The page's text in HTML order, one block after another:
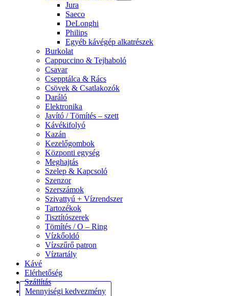
Jura
Saeco
DeLonghi
Philips
Egyéb kávégép alkatrészek
Burkolat
Cappuccino & Tejhaboló
Csavar
Csepptálca & Rács
Csövek & Csatlakozók
Daráló
Elektronika
Javító / Tömítés – szett
Kávékifolyó
Kazán
Kezelőgombok
Központi egység
Meghajtás
Szelep & Kapcsoló
Szenzor
Szerszámok
Szivattyú + Vízrendszer
Tartozékok
Tisztítószerek
Tömítés / O – Ring
Vízkőoldó
Vízszűrő patron
Víztartály
Kávé
Elérhetőség
Szállítás
Mennyiségi kedvezmény